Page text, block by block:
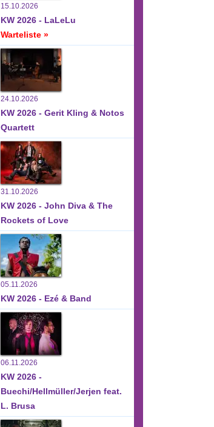
15.10.2026
KW 2026 - LaLeLu
Warteliste »
24.10.2026
KW 2026 - Gerit Kling & Notos
Quartett
31.10.2026
KW 2026 - John Diva & The
Rockets of Love
05.11.2026
KW 2026 - Ezé & Band
06.11.2026
KW 2026 -
Buechi/Hellmüller/Jerjen feat.
L. Brusa